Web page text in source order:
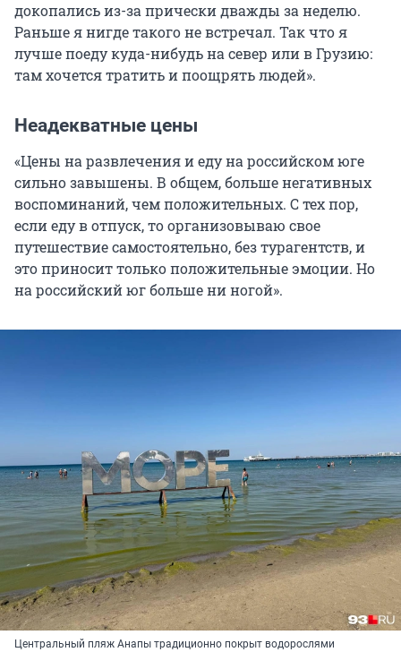
докопались из-за прически дважды за неделю.
Раньше я нигде такого не встречал. Так что я
лучше поеду куда-нибудь на север или в Грузию:
там хочется тратить и поощрять людей».
Неадекватные цены
«Цены на развлечения и еду на российском юге
сильно завышены. В общем, больше негативных
воспоминаний, чем положительных. С тех пор,
если еду в отпуск, то организовываю свое
путешествие самостоятельно, без турагентств, и
это приносит только положительные эмоции. Но
на российский юг больше ни ногой».
Центральный пляж Анапы традиционно покрыт водорослями